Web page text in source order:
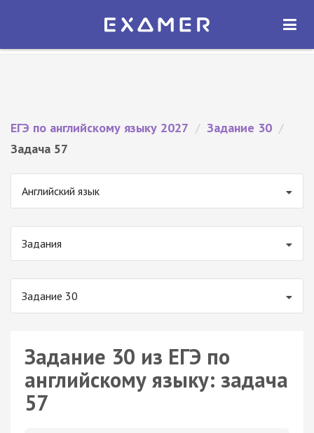
Экзамер — ЕГЭ 2027
ОТКРЫТЬ
ЕГЭ по английскому языку 2027 / Задание 30 /
Задача 57
Английский язык
Задания
Задание 30
Задание 30 из ЕГЭ по
английскому языку: задача
57